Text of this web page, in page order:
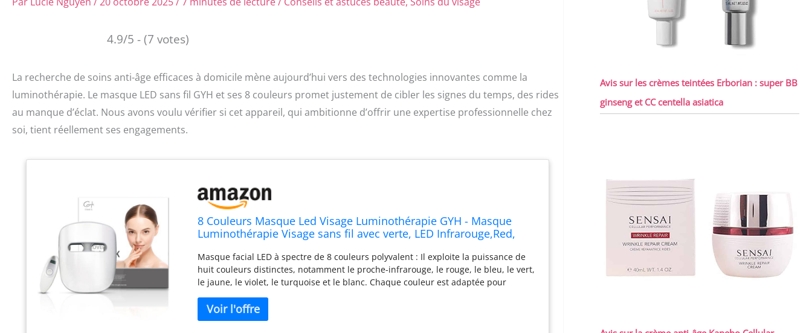
4.9/5 - (7 votes)
La recherche de soins anti-âge efficaces à domicile mène aujourd’hui vers des technologies innovantes comme la
luminothérapie. Le masque LED sans fil GYH et ses 8 couleurs promet justement de cibler les signes du temps, des rides
au manque d’éclat. Nous avons voulu vérifier si cet appareil, qui ambitionne d’offrir une expertise professionnelle chez
soi, tient réellement ses engagements.
8 Couleurs Masque Led Visage Luminothérapie GYH - Masque
Luminothérapie Visage sans fil avec verte, LED Infrarouge,Red,
Cloud-SSS (RB-085)
Masque facial LED à spectre de 8 couleurs polyvalent : Il exploite la puissance de
huit couleurs distinctes, notamment le proche-infrarouge, le rouge, le bleu, le vert,
le jaune, le violet, le turquoise et le blanc. Chaque couleur est adaptée pour
répondre à divers besoins de la peau, améliorant les soins de la peau avec des
avantages tels que la diminution des rides, l'amélioration du collagène, un teint
uniforme et une hydratation équilibrée pour une complexion améliorée. Longueurs
Avis sur les crèmes teintées Erborian : super BB
ginseng et CC centella asiatica